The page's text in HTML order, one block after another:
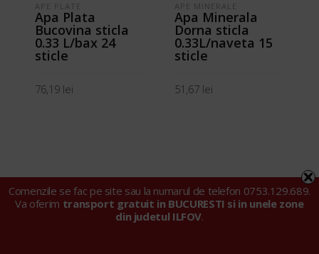
APE PLATE
Apa Plata
Bucovina sticla
0.33 L/bax 24
sticle
76,19 lei
APE MINERALE
Apa Minerala
Dorna sticla
0.33L/naveta 15
sticle
51,67 lei
Comenzile se fac pe site sau la numarul de telefon 0753.129.689.
Va oferim transport gratuit in BUCURESTI si in unele zone
din judetul ILFOV.